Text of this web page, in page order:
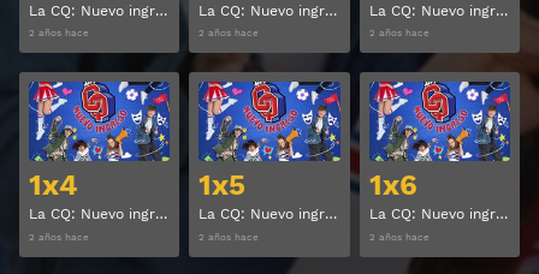
La CQ: Nuevo ingreso Temporada 1 Capitulo 1
2 años hace
La CQ: Nuevo ingreso Temporada 1 Capitulo 2
2 años hace
La CQ: Nuevo ingreso Temporada 1 Capitulo 3
2 años hace
1x4
La CQ: Nuevo ingreso Temporada 1 Capitulo 4
2 años hace
Ver
1x5
La CQ: Nuevo ingreso Temporada 1 Capitulo 5
2 años hace
Ver
1x6
La CQ: Nuevo ingreso Temporada 1 Capitulo 6
2 años hace